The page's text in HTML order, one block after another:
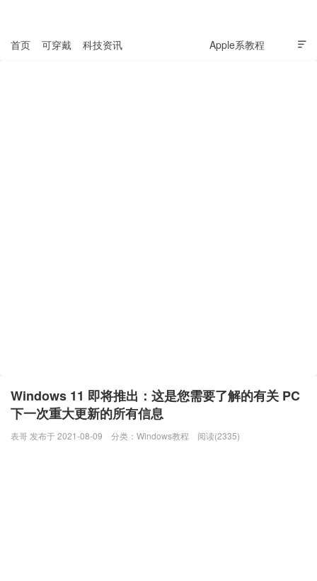

首页 可穿戴 科技资讯 Apple系教程
Windows 11 即将推出：这是您需要了解的有关 PC
下一次重大更新的所有信息
表哥 发布于 2021-08-09 分类： Windows教程 阅读(2335)